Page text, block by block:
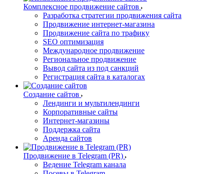
Комплексное продвижение сайтов
Разработка стратегии продвижения сайта
Продвижение интернет-магазина
Продвижение сайта по трафику
SEO оптимизация
Международное продвижение
Региональное продвижение
Вывод сайта из под санкций
Регистрация сайта в каталогах
Создание сайтов
Лендинги и мультилендинги
Корпоративные сайты
Интернет-магазины
Поддержка сайта
Аренда сайтов
Продвижение в Telegram (PR)
Ведение Telegram канала